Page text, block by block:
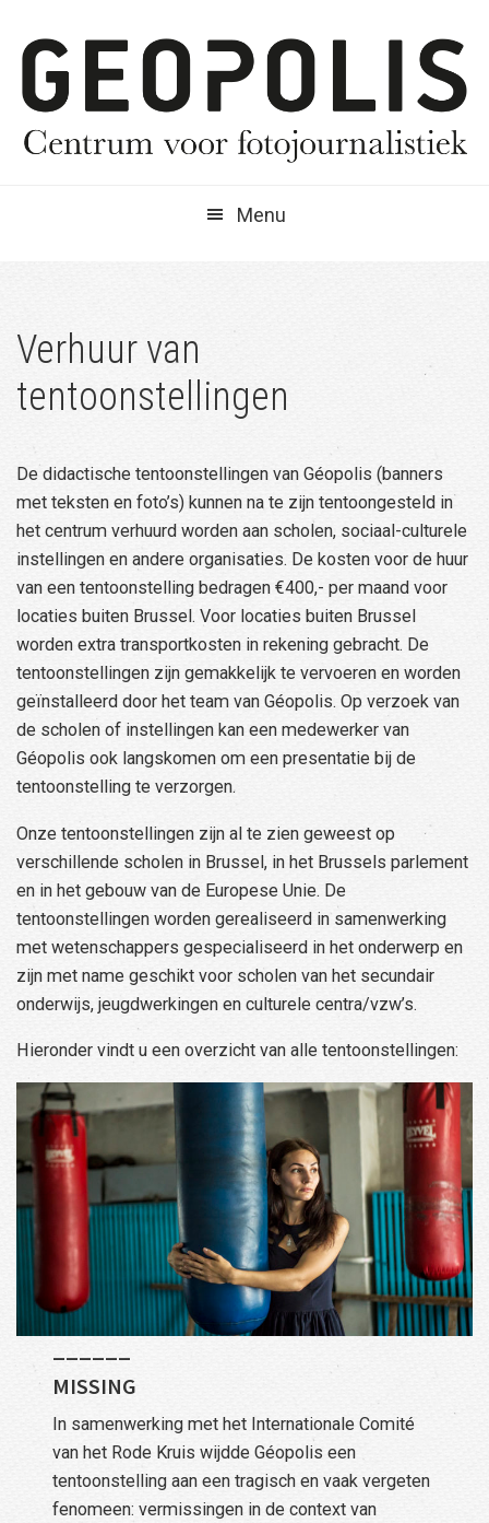
naar
hoofdnavigatie
naar
hoofd
inhoud
naar
eerste
sidebar
Menu
Verhuur van
tentoonstellingen
De didactische tentoonstellingen van Géopolis (banners
met teksten en foto’s) kunnen na te zijn tentoongesteld in
het centrum verhuurd worden aan scholen, sociaal-culturele
instellingen en andere organisaties. De kosten voor de huur
van een tentoonstelling bedragen €400,- per maand voor
locaties buiten Brussel. Voor locaties buiten Brussel
worden extra transportkosten in rekening gebracht. De
tentoonstellingen zijn gemakkelijk te vervoeren en worden
geïnstalleerd door het team van Géopolis. Op verzoek van
de scholen of instellingen kan een medewerker van
Géopolis ook langskomen om een presentatie bij de
tentoonstelling te verzorgen.
Onze tentoonstellingen zijn al te zien geweest op
verschillende scholen in Brussel, in het Brussels parlement
en in het gebouw van de Europese Unie. De
tentoonstellingen worden gerealiseerd in samenwerking
met wetenschappers gespecialiseerd in het onderwerp en
zijn met name geschikt voor scholen van het secundair
onderwijs, jeugdwerkingen en culturele centra/vzw’s.
Hieronder vindt u een overzicht van alle tentoonstellingen:
MISSING
In samenwerking met het Internationale Comité
van het Rode Kruis wijdde Géopolis een
tentoonstelling aan een tragisch en vaak vergeten
fenomeen: vermissingen in de context van